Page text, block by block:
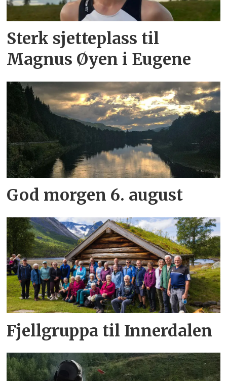
Sterk sjetteplass til
Magnus Øyen i Eugene
God morgen 6. august
Fjellgruppa til Innerdalen